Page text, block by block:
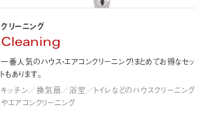
クリーニング
Cleaning
一番人気のハウス・エアコンクリーニング！まとめてお得なセッ
トもあります。
キッチン／換気扇／浴室／トイレなどのハウスクリーニング
やエアコンクリーニング